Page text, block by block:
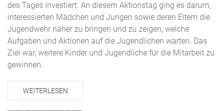
des Tages investiert. An diesem Aktionstag ging es darum,
interessierten Mädchen und Jungen sowie deren Eltern die
Jugendwehr näher zu bringen und zu zeigen, welche
Aufgaben und Aktionen auf die Jugendlichen warten. Das
Ziel war, weitere Kinder und Jugendliche für die Mitarbeit zu
gewinnen.
WEITERLESEN